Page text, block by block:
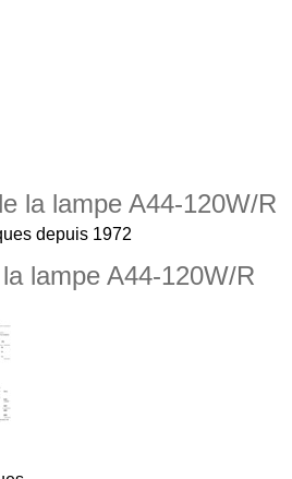
la lampe A44-120W/R
depuis 1972
lampe A44-120W/R